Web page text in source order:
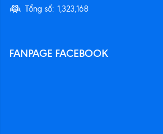
Tổng số: 1,323,168
FANPAGE FACEBOOK